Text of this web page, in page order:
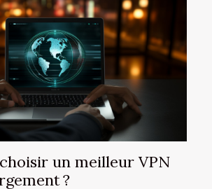
un meilleur VPN
?